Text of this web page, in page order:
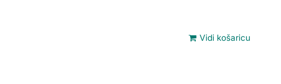
Vidi košaricu